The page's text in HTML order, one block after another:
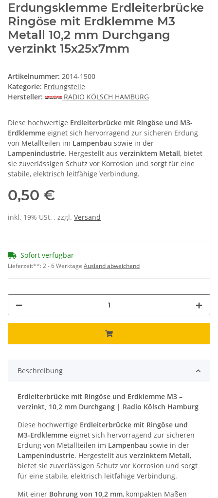
Erdungsklemme Erdleiterbrücke
Ringöse mit Erdklemme M3
Metall 10,2 mm Durchgang
verzinkt 15x25x7mm
Artikelnummer: 2014-1500
Kategorie: Erdungsteile
Hersteller:
RADIO KÖLSCH HAMBURG
Diese hochwertige Erdleiterbrücke mit Ringöse und M3-
Erdklemme eignet sich hervorragend zur sicheren Erdung
von Metallteilen im Lampenbau sowie in der
Lampenindustrie. Hergestellt aus verzinktem Metall, bietet
sie zuverlässigen Schutz vor Korrosion und sorgt für eine
stabile, elektrisch leitfähige Verbindung.
0,50 €
inkl. 19% USt. , zzgl. Versand
Sofort verfügbar
Lieferzeit**:2 - 6 Werktage Ausland abweichend
Beschreibung
Erdleiterbrücke mit Ringöse und Erdklemme M3 –
verzinkt, 10,2 mm Durchgang | Radio Kölsch Hamburg
Diese hochwertige Erdleiterbrücke mit Ringöse und
M3-Erdklemme eignet sich hervorragend zur sicheren
Erdung von Metallteilen im Lampenbau sowie in der
Lampenindustrie. Hergestellt aus verzinktem Metall,
bietet sie zuverlässigen Schutz vor Korrosion und sorgt
für eine stabile, elektrisch leitfähige Verbindung.
Mit einer Bohrung von 10,2 mm, kompakten Maßen